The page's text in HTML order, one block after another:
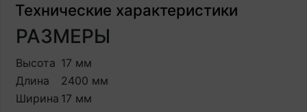
Технические характеристики
РАЗМЕРЫ
Высота 17 мм
Длина
2400 мм
Ширина 17 мм